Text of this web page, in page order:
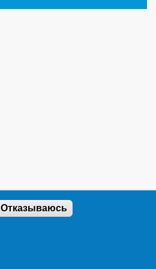
Отказываюсь